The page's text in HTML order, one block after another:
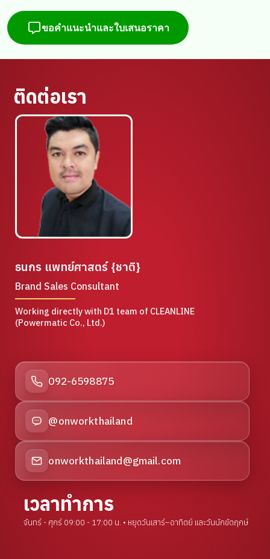
ขอคำแนะนำและใบเสนอราคา
ติดต่อเรา
ธนกร แพทย์ศาสตร์ {ชาติ}
Brand Sales Consultant
Working directly with D1 team of CLEANLINE
(Powermatic Co., Ltd.)
092-6598875
@onworkthailand
onworkthailand@gmail.com
เวลาทำการ
จันทร์ - ศุกร์ 09:00 - 17:00 น. • หยุดวันเสาร์–อาทิตย์ และวันนักขัตฤกษ์